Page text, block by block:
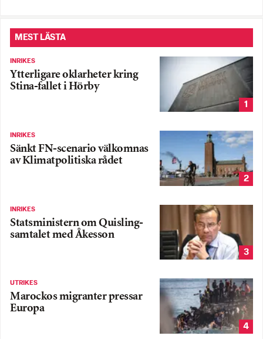
MEST LÄSTA
INRIKES
Ytterligare oklarheter kring
Stina-fallet i Hörby
1
INRIKES
Sänkt FN-scenario välkomnas
av Klimatpolitiska rådet
2
INRIKES
Statsministern om Quisling-
samtalet med Åkesson
3
UTRIKES
Marockos migranter pressar
Europa
4